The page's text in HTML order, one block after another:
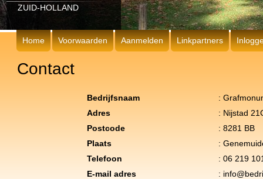
ZUID-HOLLAND
Home Voorwaarden Aanmelden Linkpartners
Contact
Bedrijfsnaam
:
Adres
: Nijstad
Postcode
: 8281 BB
Plaats
:
Telefoon
: 06 219
E-mail adres
: